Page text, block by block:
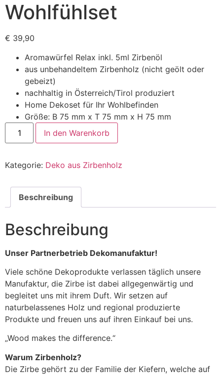
Wohlfühlset
€ 39,90
Aromawürfel Relax inkl. 5ml Zirbenöl
aus unbehandeltem Zirbenholz (nicht geölt oder
gebeizt)
nachhaltig in Österreich/Tirol produziert
Home Dekoset für Ihr Wohlbefinden
Größe: B 75 mm x T 75 mm x H 75 mm
Aromawürfel
Relax
Menge
In den Warenkorb
Kategorie: Deko aus Zirbenholz
Beschreibung
Beschreibung
Unser Partnerbetrieb Dekomanufaktur!
Viele schöne Dekoprodukte verlassen täglich unsere
Manufaktur, die Zirbe ist dabei allgegenwärtig und
begleitet uns mit ihrem Duft. Wir setzen auf
naturbelassenes Holz und regional produzierte
Produkte und freuen uns auf ihren Einkauf bei uns.
„Wood makes the difference.“
Warum Zirbenholz?
Die Zirbe gehört zu der Familie der Kiefern, welche auf